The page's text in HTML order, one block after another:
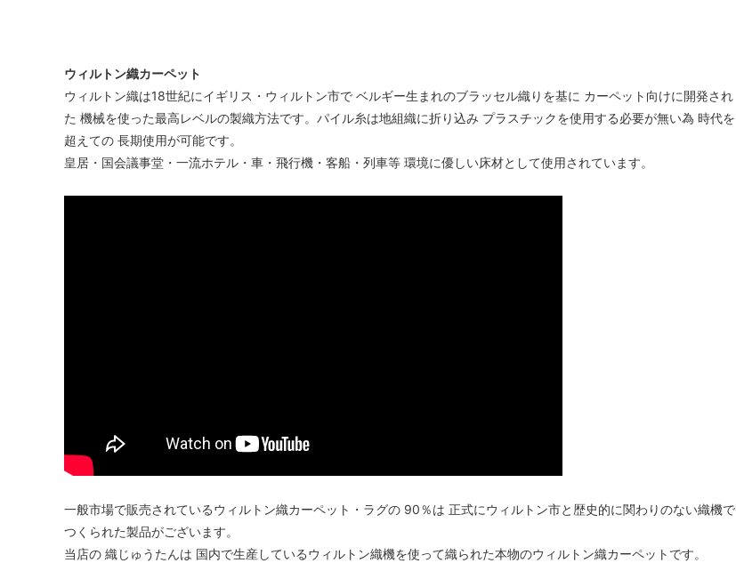
ウィルトン織カーペット
ウィルトン織は18世紀にイギリス・ウィルトン市で ベルギー生まれのブラッセル織りを基に カーペット向けに開発され
た 機械を使った最高レベルの製織方法です。パイル糸は地組織に折り込み プラスチックを使用する必要が無い為 時代を
超えての 長期使用が可能です。
皇居・国会議事堂・一流ホテル・車・飛行機・客船・列車等 環境に優しい床材として使用されています。
一般市場で販売されているウィルトン織カーペット・ラグの 90％は 正式にウィルトン市と歴史的に関わりのない織機で
つくられた製品がございます。
当店の 織じゅうたんは 国内で生産しているウィルトン織機を使って織られた本物のウィルトン織カーペットです。